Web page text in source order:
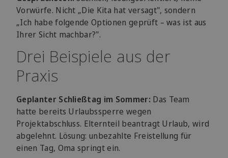
Vorwürfe. Nicht „Die Kita hat versagt", sondern
„Ich habe folgende Optionen geprüft – was ist aus
Ihrer Sicht machbar?".
Drei Beispiele aus der
Praxis
Geplanter Schließtag im Sommer: Das Team
hatte bereits Urlaubssperre wegen
Projektabschluss. Elternteil beantragt Urlaub, wird
abgelehnt. Lösung: unbezahlte Freistellung für
einen Tag, Oma springt ein.